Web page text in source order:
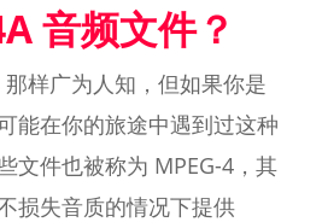
音频文件？
样广为人知，但如果你是
能在你的旅途中遇到过这种
文件也被称为 MPEG-4，其
损失音质的情况下提供